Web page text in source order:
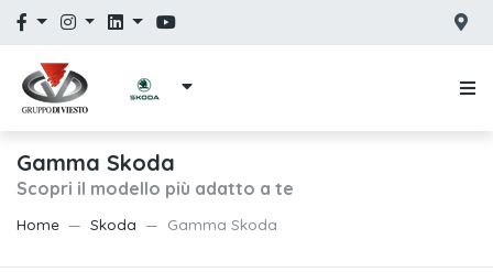
Gamma Skoda
Scopri il modello più adatto a te
Home Skoda Gamma Skoda